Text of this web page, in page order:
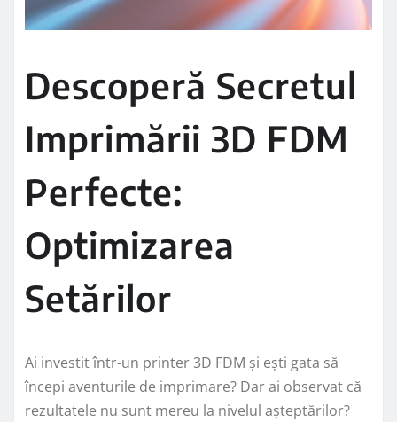
Descoperă Secretul
Imprimării 3D FDM
Perfecte:
Optimizarea
Setărilor
Ai investit într-un printer 3D FDM și ești gata să
începi aventurile de imprimare? Dar ai observat că
rezultatele nu sunt mereu la nivelul așteptărilor?